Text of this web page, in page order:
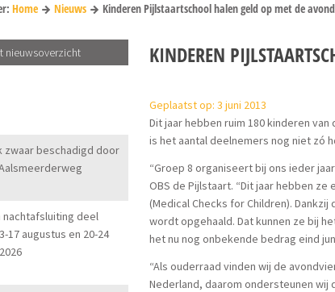
Home Nieuws Kinderen Pijlstaartschool halen geld op met de
nieuwsoverzicht
zwaar beschadigd door
nachtafsluiting deel
17 augustus en 20-24
KINDEREN
Geplaatst op: 3 juni 2013
Dit jaar hebben ruim 180 kinderen
is het aantal deelnemers nog niet zó
“Groep 8 organiseert bij ons ieder
OBS de Pijlstaart. “Dit jaar hebben
(Medical Checks for Children).
wordt opgehaald. Dat kunnen ze bij
het nu nog onbekende bedrag eind
“Als ouderraad vinden wij de
Nederland, daarom ondersteunen wij